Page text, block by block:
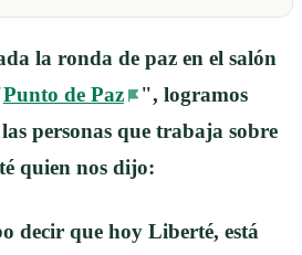
la ronda de paz en el salón
Punto de Paz
", logramos
personas que trabaja sobre
quien nos dijo:
decir que hoy Liberté, está